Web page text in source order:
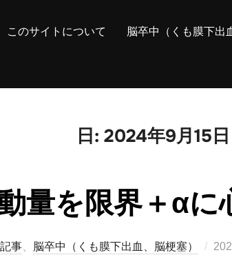
このサイトについて 脳卒中（くも膜下出
日: 2024年9月15日
量を限界＋αに
事、 脳卒中（くも膜下出血、脳梗塞）
投